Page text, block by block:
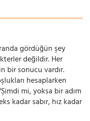
gördüğün şey
değildir. Her
bir sonucu vardır.
hesaplarken
mi, yoksa bir adım
kadar sabır, hız kadar